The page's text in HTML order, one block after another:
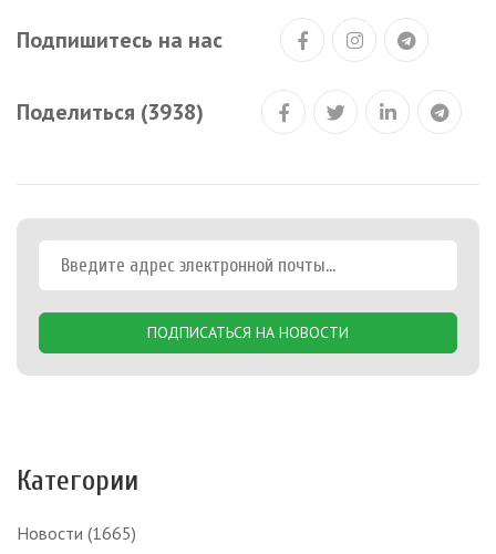
Подпишитесь на нас
Поделиться (3938)
ПОДПИСАТЬСЯ НА НОВОСТИ
Категории
Новости (1665)